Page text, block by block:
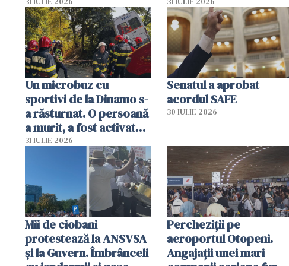
sumă imensă de bani
mobiliza toate
resursele"
Un microbuz cu
sportivi de la Dinamo s-
a răsturnat. O persoană
a murit, a fost activat
planul roșu de
31 IULIE 2026
Senatul a aprobat
acordul SAFE
30 IULIE 2026
Mii de ciobani
protestează la ANSVSA
și la Guvern. Îmbrânceli
Percheziții pe
aeroportul Otopeni.
Angajații unei mari